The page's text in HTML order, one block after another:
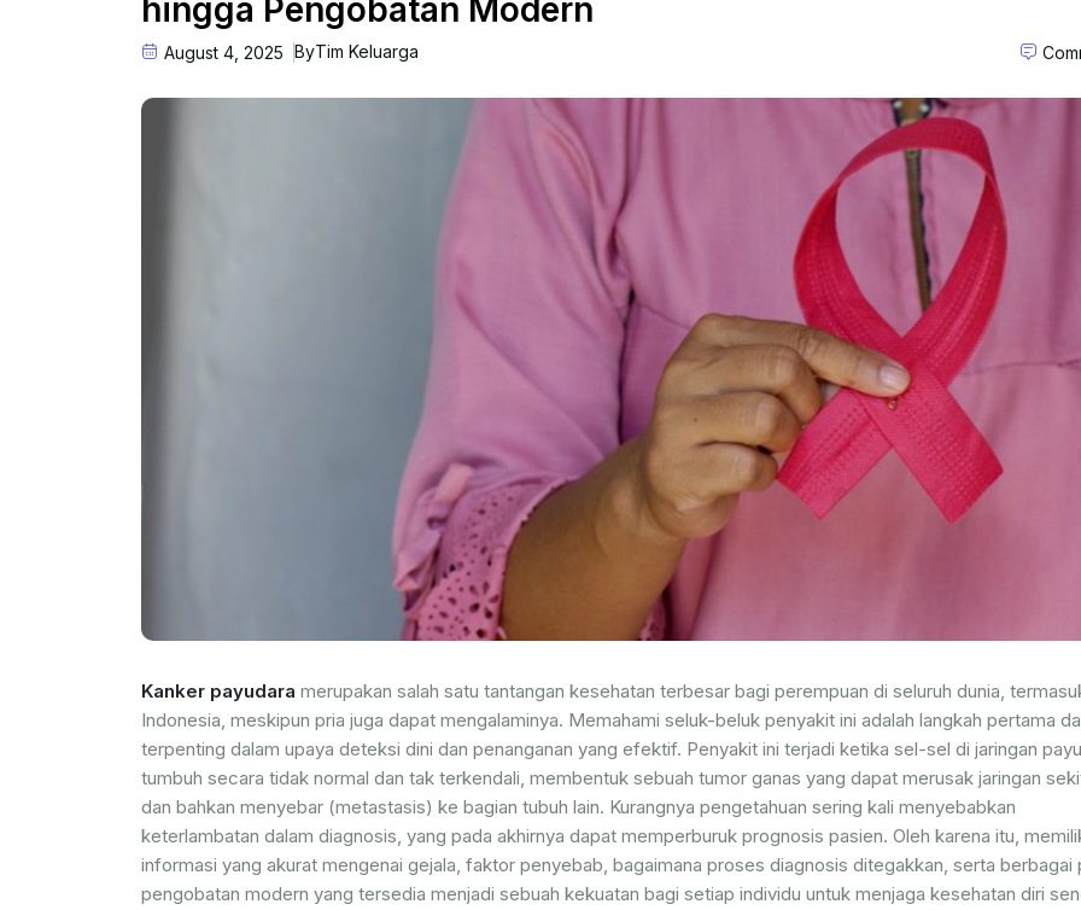
hingga Pengobatan Modern
August 4, 2025 ByTim Keluarga
Kanker payudara merupakan salah satu tantangan kesehatan terbesar bagi perempuan di seluruh dunia,
Indonesia, meskipun pria juga dapat mengalaminya. Memahami seluk-beluk penyakit ini adalah langkah pertama
terpenting dalam upaya deteksi dini dan penanganan yang efektif. Penyakit ini terjadi ketika sel-sel di jaringan
tumbuh secara tidak normal dan tak terkendali, membentuk sebuah tumor ganas yang dapat merusak jaringan
dan bahkan menyebar (metastasis) ke bagian tubuh lain. Kurangnya pengetahuan sering kali menyebabkan
keterlambatan dalam diagnosis, yang pada akhirnya dapat memperburuk prognosis pasien. Oleh karena itu,
informasi yang akurat mengenai gejala, faktor penyebab, bagaimana proses diagnosis ditegakkan, serta berbagai
pengobatan modern yang tersedia menjadi sebuah kekuatan bagi setiap individu untuk menjaga kesehatan diri